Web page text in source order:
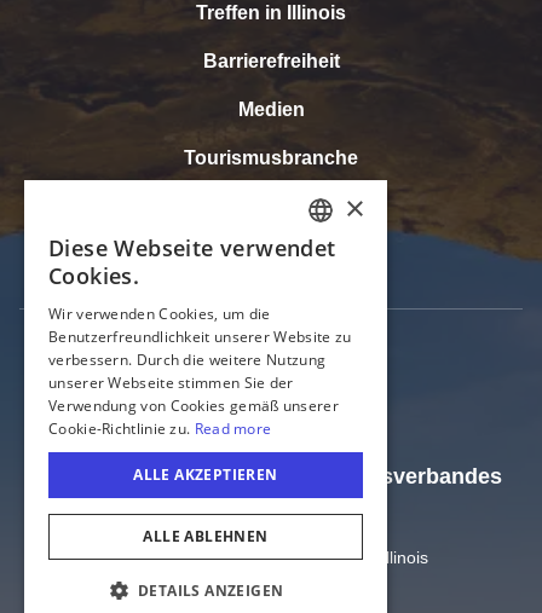
Treffen in Illinois
Barrierefreiheit
Medien
Tourismusbranche
Touren in Illinois
Sport in Illinois
Offizielle Webseite des Tourismusverbandes
Illinois
Amt für Handel und Wirtschaft von Illinois
US-Bundesstaat Illinois